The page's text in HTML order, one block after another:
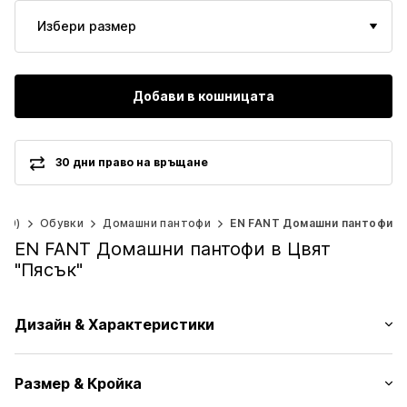
Избери размер
Добави в кошницата
30 дни право на връщане
Обувки Домашни пантофи EN FANT Домашни пантофи
EN FANT Домашни пантофи в Цвят
"Пясък"
Дизайн & Характеристики
Вълна
Размер & Кройка